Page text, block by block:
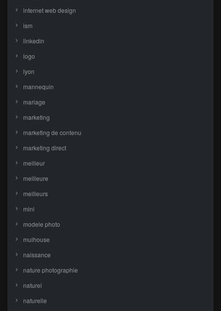
internet web design
ism
linkedin
logo
lyon
mannequin
mariage
marketing
marketing de contenu
marketing direct
meilleur
meilleure
meilleurs
mini
modele photo
mulhouse
naissance
nature photographie
naturel
naturelle